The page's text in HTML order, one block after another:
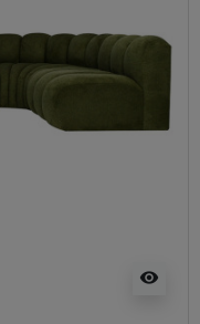
visibility